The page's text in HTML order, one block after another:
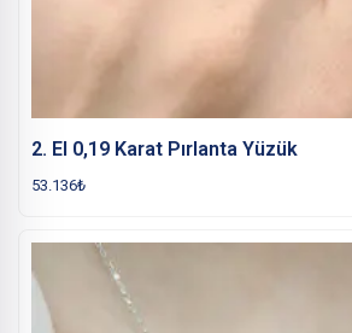
2. El 0,19 Karat Pırlanta Yüzük
53.136₺